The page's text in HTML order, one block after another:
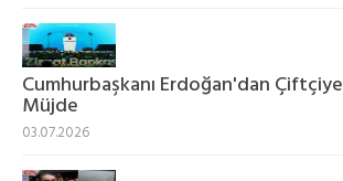
Cumhurbaşkanı Erdoğan'dan Çiftçiye
Müjde
03.07.2026